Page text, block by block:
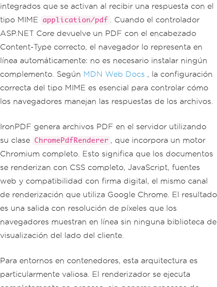
integrados que se activan al recibir una respuesta con el
tipo MIME
application/pdf
. Cuando el controlador
ASP.NET Core devuelve un PDF con el encabezado
Content-Type correcto, el navegador lo representa en
línea automáticamente: no es necesario instalar ningún
complemento. Según MDN Web Docs , la configuración
correcta del tipo MIME es esencial para controlar cómo
los navegadores manejan las respuestas de los archivos.
IronPDF genera archivos PDF en el servidor utilizando
su clase ChromePdfRenderer , que incorpora un motor
Chromium completo. Esto significa que los documentos
se renderizan con CSS completo, JavaScript, fuentes
web y compatibilidad con firma digital, el mismo canal
de renderización que utiliza Google Chrome. El resultado
es una salida con resolución de píxeles que los
navegadores muestran en línea sin ninguna biblioteca de
visualización del lado del cliente.
Para entornos en contenedores, esta arquitectura es
particularmente valiosa. El renderizador se ejecuta